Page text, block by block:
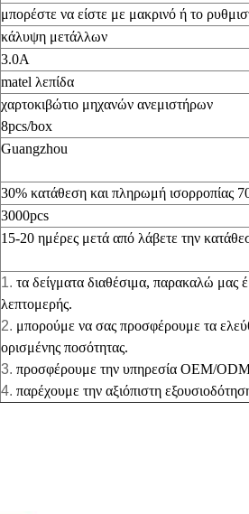
μπορέστε να είστε με μακρινό ή το
κάλυψη μετάλλων
3.0A
matel λεπίδα
χαρτοκιβώτιο μηχανών ανεμιστήρων
8pcs/box
Guangzhou
30% κατάθεση και πληρωμή ισορροπίας
3000pcs
15-20 ημέρες μετά από λάβετε την
1. τα δείγματα διαθέσιμα, παρακαλώ μας
λεπτομερής.
2. μπορούμε να σας προσφέρουμε τα
ορισμένης ποσότητας.
3. προσφέρουμε την υπηρεσία OEM/
4. παρέχουμε την αξιόπιστη